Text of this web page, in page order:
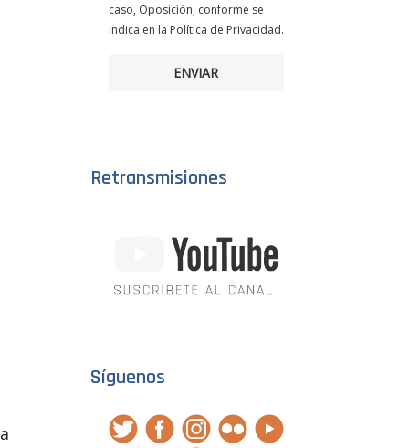
caso, Oposición, conforme se
indica en la Política de Privacidad.
ENVIAR
Retransmisiones
Síguenos